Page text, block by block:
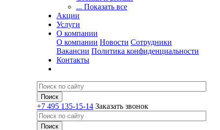
... Показать все
Акции
Услуги
О компании
О компании Новости Сотрудники
Вакансии Политика конфиденциальности
Контакты
+7 495 135-15-14 Заказать звонок